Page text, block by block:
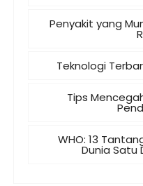
Penyakit yang
Teknologi
Tips
WHO: 13
Dunia Satu